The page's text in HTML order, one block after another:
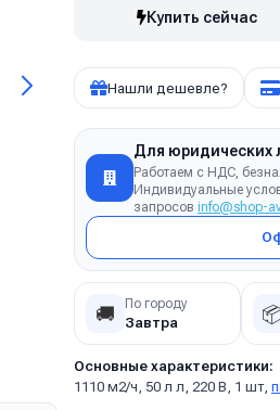
Купить сейчас
Нашли дешевле?
Для юридических
Работаем с НДС,
Индивидуальные
запросов info@shop-
🚚 По городу
Завтра
Основные характеристики:
1110 м2/ч, 50 л л, 220 В, 1 шт,